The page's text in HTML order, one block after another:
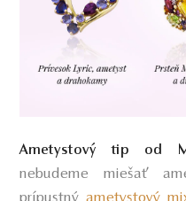
Ametystový tip od
nebudeme miešať